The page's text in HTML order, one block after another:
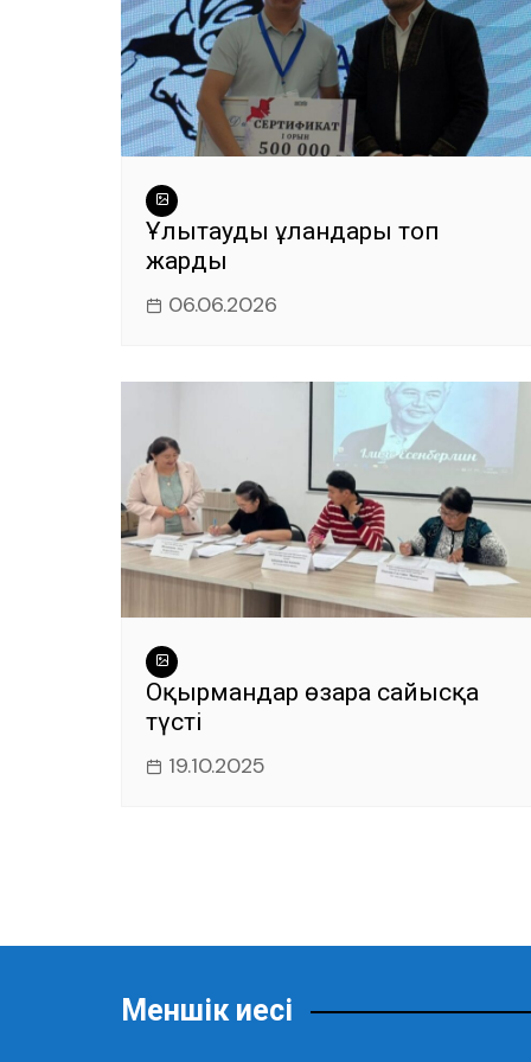
Ұлытаудың ұландары топ
жарды
06.06.2026
Оқырмандар өзара сайысқа
түсті
19.10.2025
Меншік иесі